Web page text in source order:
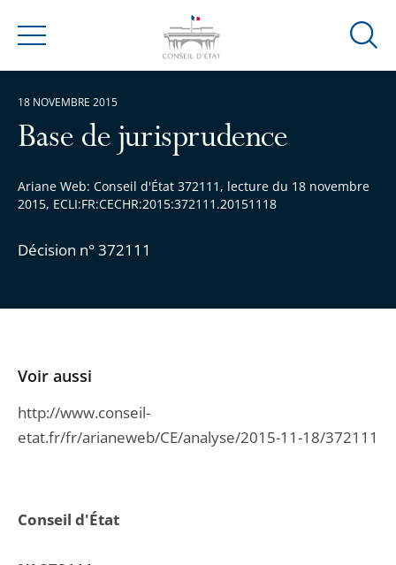
Menu
Ouvrir
Base de jurisprudence
Ariane Web: Conseil d'État 372111, lecture du 18 novembre
2015, ECLI:FR:CECHR:2015:372111.20151118
Décision n° 372111
18 NOVEMBRE 2015
Conseil d'État
Voir aussi
http://www.conseil-
etat.fr/fr/arianeweb/CE/analyse/2015-11-18/372111